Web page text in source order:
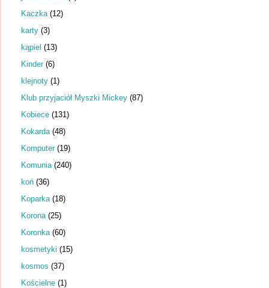
Kaczka (12)
karty (3)
kąpiel (13)
Kinder (6)
klejnoty (1)
Klub przyjaciół Myszki Mickey (87)
Kobiece (131)
Kokarda (48)
Komputer (19)
Komunia (240)
koń (36)
Koparka (18)
Korona (25)
Koronka (60)
kosmetyki (15)
kosmos (37)
Kościelne (1)